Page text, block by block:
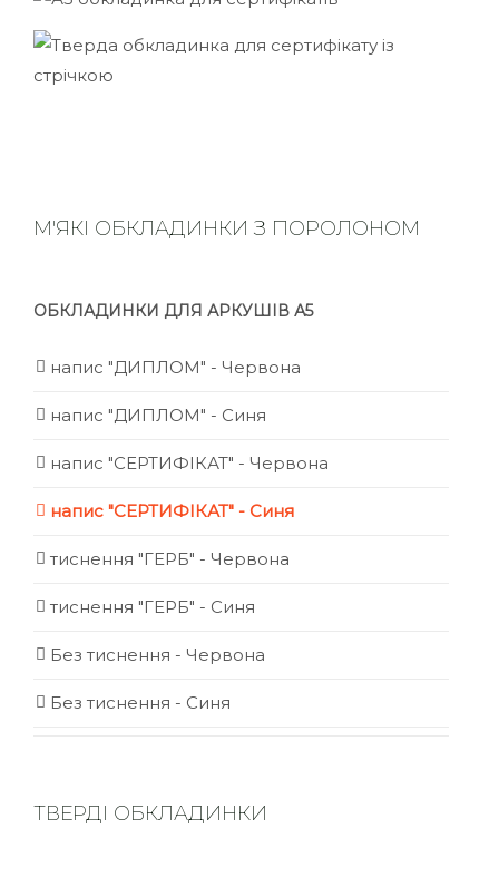
М'ЯКІ ОБКЛАДИНКИ З ПОРОЛОНОМ
ОБКЛАДИНКИ ДЛЯ АРКУШІВ А5
напис "ДИПЛОМ" - Червона
напис "ДИПЛОМ" - Синя
напис "СЕРТИФІКАТ" - Червона
напис "СЕРТИФІКАТ" - Синя
тиснення "ГЕРБ" - Червона
тиснення "ГЕРБ" - Синя
Без тиснення - Червона
Без тиснення - Синя
ТВЕРДІ ОБКЛАДИНКИ